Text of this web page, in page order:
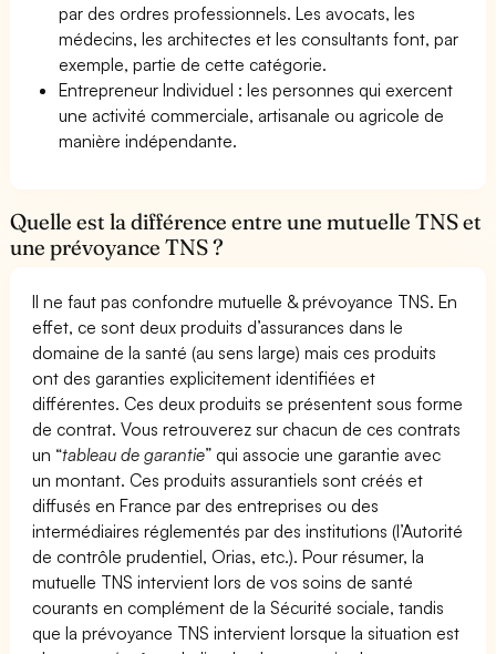
par des ordres professionnels. Les avocats, les
médecins, les architectes et les consultants font, par
exemple, partie de cette catégorie.
Entrepreneur Individuel : les personnes qui exercent
une activité commerciale, artisanale ou agricole de
manière indépendante.
Quelle est la différence entre une mutuelle TNS et
une prévoyance TNS ?
Il ne faut pas confondre mutuelle & prévoyance TNS. En
effet, ce sont deux produits d’assurances dans le
domaine de la santé (au sens large) mais ces produits
ont des garanties explicitement identifiées et
différentes. Ces deux produits se présentent sous forme
de contrat. Vous retrouverez sur chacun de ces contrats
un “tableau de garantie” qui associe une garantie avec
un montant. Ces produits assurantiels sont créés et
diffusés en France par des entreprises ou des
intermédiaires réglementés par des institutions (l’Autorité
de contrôle prudentiel, Orias, etc.). Pour résumer, la
mutuelle TNS intervient lors de vos soins de santé
courants en complément de la Sécurité sociale, tandis
que la prévoyance TNS intervient lorsque la situation est